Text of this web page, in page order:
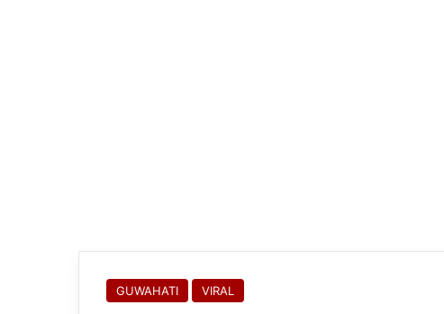
GUWAHATI VIRAL